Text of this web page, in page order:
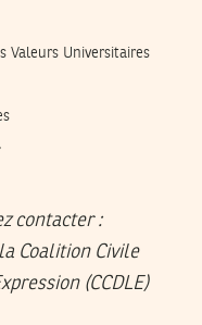
Valeurs Universitaires
contacter :
Coalition Civile
(CCDLE)